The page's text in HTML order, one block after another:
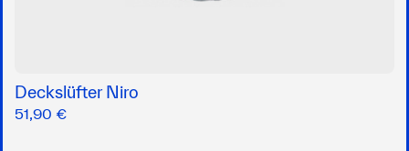
Deckslüfter Niro
51,90 €